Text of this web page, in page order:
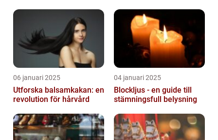
06 januari 2025
Utforska balsamkakan: en
revolution för hårvård
04 januari 2025
Blockljus - en guide till
stämningsfull belysning